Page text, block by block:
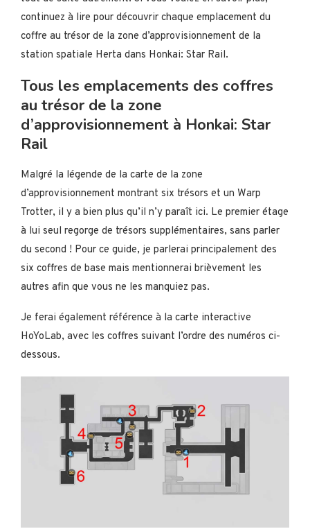
continuez à lire pour découvrir chaque emplacement du
coffre au trésor de la zone d’approvisionnement de la
station spatiale Herta dans Honkai: Star Rail.
Tous les emplacements des coffres
au trésor de la zone
d’approvisionnement à Honkai: Star
Rail
Malgré la légende de la carte de la zone
d’approvisionnement montrant six trésors et un Warp
Trotter, il y a bien plus qu’il n’y paraît ici. Le premier étage
à lui seul regorge de trésors supplémentaires, sans parler
du second ! Pour ce guide, je parlerai principalement des
six coffres de base mais mentionnerai brièvement les
autres afin que vous ne les manquiez pas.
Je ferai également référence à la carte interactive
HoYoLab, avec les coffres suivant l’ordre des numéros ci-
dessous.